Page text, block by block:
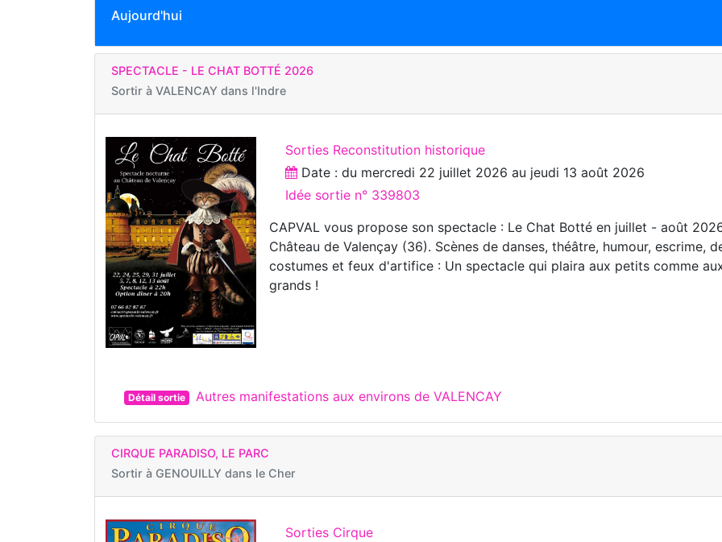
Aujourd'hui
SPECTACLE - LE CHAT BOTTÉ 2026
Sortir à VALENCAY dans l'Indre
Sorties Reconstitution historique
Date : du mercredi 22 juillet 2026 au jeudi 13 août 2026
Idée sortie n° 339803
CAPVAL vous propose son spectacle : Le Chat Botté en juillet - août
Château de Valençay (36). Scènes de danses, théâtre, humour, escrime,
costumes et feux d'artifice : Un spectacle qui plaira aux petits comme
grands !
Détail sortie Autres manifestations aux environs de VALENCAY
CIRQUE PARADISO, LE PARC
Sortir à GENOUILLY dans le Cher
Sorties Cirque